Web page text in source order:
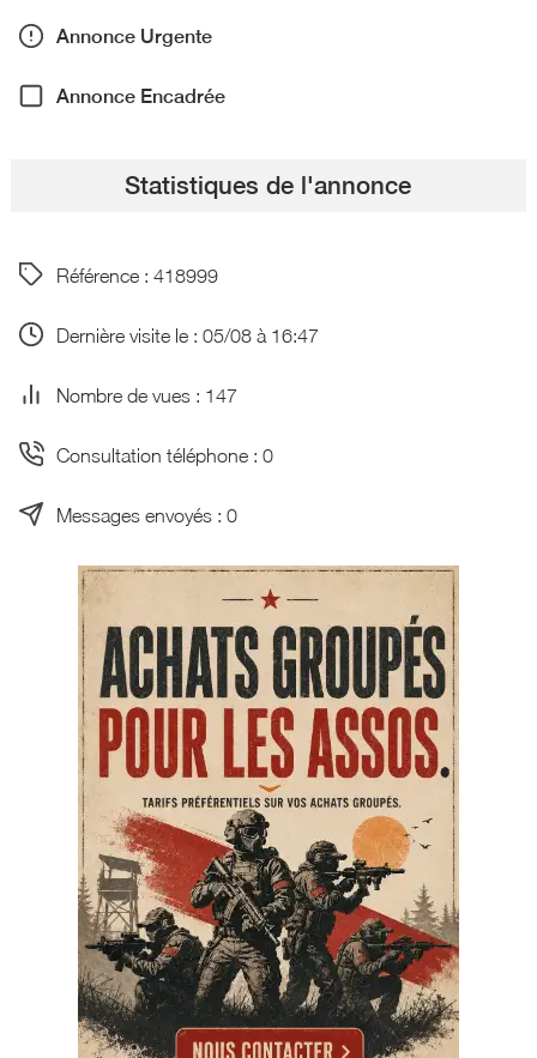
Annonce Urgente
Annonce Encadrée
Statistiques de l'annonce
Référence : 418999
Dernière visite le : 05/08 à 16:47
Nombre de vues : 147
Consultation téléphone : 0
Messages envoyés : 0